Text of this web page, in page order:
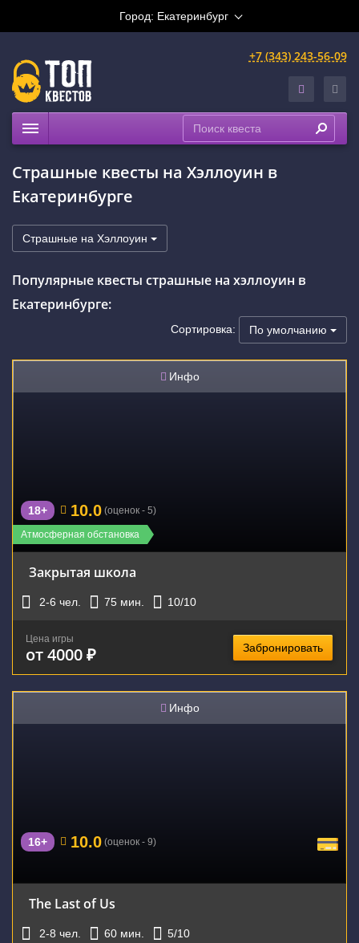
Город: Екатеринбург
+7 (343) 243-56-09
Расписание
Рейтинги
На карте
Сертификаты
Страшные квесты на Хэллоуин в
Екатеринбурге
Страшные на Хэллоуин
Популярные квесты страшные на хэллоуин в
Екатеринбурге:
Сортировка: По умолчанию
Инфо
Атмосферная обстановка
18+ 10.0 (оценок - 5)
Закрытая школа
2-6 чел. 75 мин. 10/10
Цена игры
от 4000 ₽ Забронировать
Инфо
16+ 10.0 (оценок - 9)
The Last of Us
2-8 чел. 60 мин. 5/10